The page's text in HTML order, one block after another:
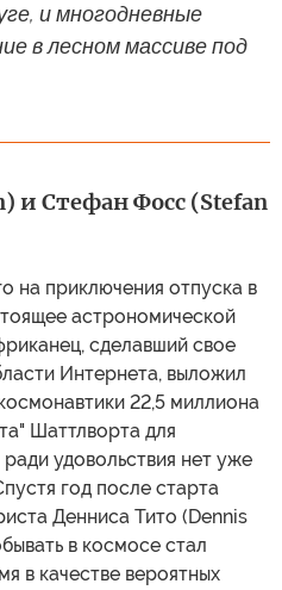
и многодневные
в лесном массиве под
и Стефан Фосс (Stefan
на приключения отпуска в
астрономической
сделавший свое
Интернета, выложил
22,5 миллиона
Шаттлворта для
удовольствия нет уже
год после старта
Денниса Тито (Dennis
в космосе стал
в качестве вероятных